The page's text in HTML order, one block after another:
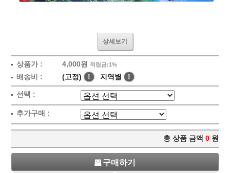
상세보기
상품가 : 4,000원 적립금:1%
배송비 : (고정) ! 지역별 !
선택 :
추가구매 :
총 상품 금액 0 원
구매하기